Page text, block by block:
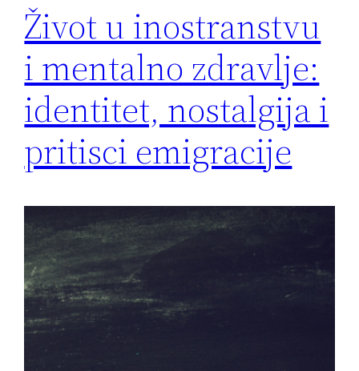
Život u inostranstvu
i mentalno zdravlje:
identitet, nostalgija i
pritisci emigracije